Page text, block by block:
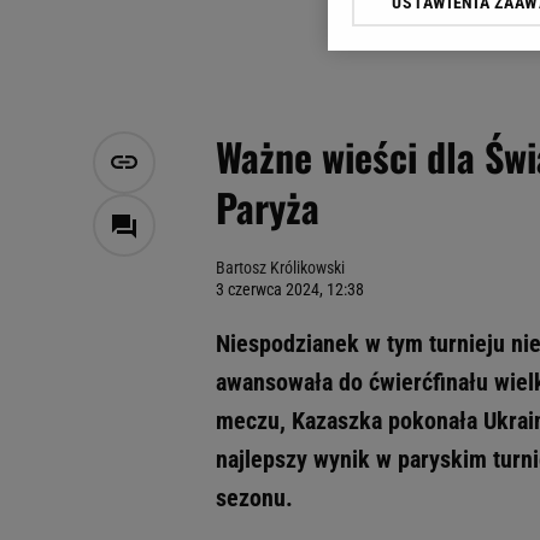
Ważne wieści dla
Paryża
Bartosz Królikowski
3 czerwca 2024, 12:38
Niespodzianek w tym turnieju
awansowała do ćwierćfinału
meczu, Kazaszka pokonała
najlepszy wynik w paryskim
sezonu.
Klikając „Akceptuję”
Zaufanych Partnerów i
My, nasi Zaufani
Użycie dokładnych